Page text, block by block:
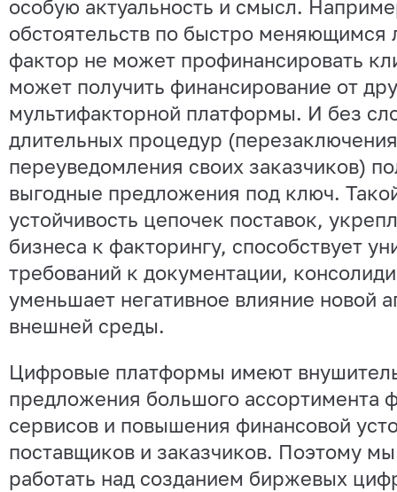
особую актуальность и смысл.
обстоятельств по быстро меняющимся
фактор не может профинансировать
может получить финансирование от
мультифакторной платформы. И без
длительных процедур
переуведомления своих заказчиков)
выгодные предложения под ключ.
устойчивость цепочек поставок,
бизнеса к факторингу, способствует
требований к документации,
уменьшает негативное влияние новой
внешней среды.
Цифровые платформы имеют
предложения большого ассортимента
сервисов и повышения финансовой
поставщиков и заказчиков. Поэтому
работать над созданием биржевых